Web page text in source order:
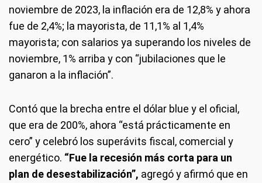
noviembre de 2023, la inflación era de 12,8% y ahora
fue de 2,4%; la mayorista, de 11,1% al 1,4%
mayorista; con salarios ya superando los niveles de
noviembre, 1% arriba y con “jubilaciones que le
ganaron a la inflación”.
Contó que la brecha entre el dólar blue y el oficial,
que era de 200%, ahora “está prácticamente en
cero” y celebró los superávits fiscal, comercial y
energético. “Fue la recesión más corta para un
plan de desestabilización”, agregó y afirmó que en